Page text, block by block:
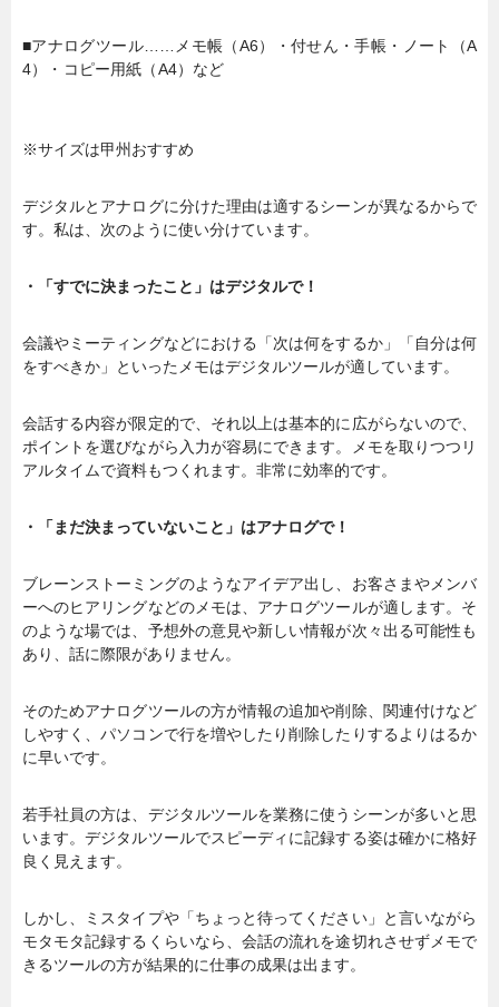
■アナログツール……メモ帳（A6）・付せん・手帳・ノート（A
4）・コピー用紙（A4）など
※サイズは甲州おすすめ
デジタルとアナログに分けた理由は適するシーンが異なるからで
す。私は、次のように使い分けています。
・「すでに決まったこと」はデジタルで！
会議やミーティングなどにおける「次は何をするか」「自分は何
をすべきか」といったメモはデジタルツールが適しています。
会話する内容が限定的で、それ以上は基本的に広がらないので、
ポイントを選びながら入力が容易にできます。メモを取りつつリ
アルタイムで資料もつくれます。非常に効率的です。
・「まだ決まっていないこと」はアナログで！
ブレーンストーミングのようなアイデア出し、お客さまやメンバ
ーへのヒアリングなどのメモは、アナログツールが適します。そ
のような場では、予想外の意見や新しい情報が次々出る可能性も
あり、話に際限がありません。
そのためアナログツールの方が情報の追加や削除、関連付けなど
しやすく、パソコンで行を増やしたり削除したりするよりはるか
に早いです。
若手社員の方は、デジタルツールを業務に使うシーンが多いと思
います。デジタルツールでスピーディに記録する姿は確かに格好
良く見えます。
しかし、ミスタイプや「ちょっと待ってください」と言いながら
モタモタ記録するくらいなら、会話の流れを途切れさせずメモで
きるツールの方が結果的に仕事の成果は出ます。